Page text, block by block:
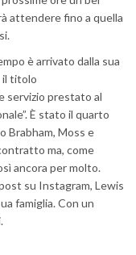
attendere fino a quella
è arrivato dalla sua
il titolo
servizio prestato al
È stato il quarto
Brabham, Moss e
ma, come
ancora per molto.
su Instagram, Lewis
famiglia. Con un